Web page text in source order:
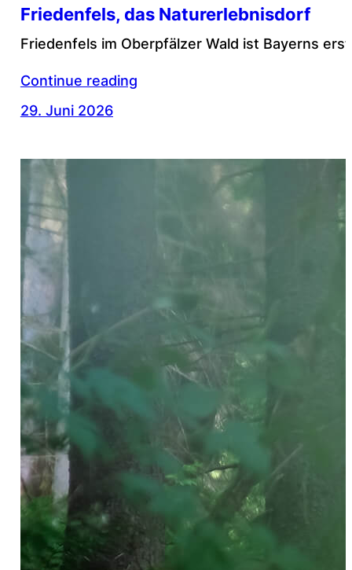
Friedenfels, das Naturerlebnisdorf
Friedenfels im Oberpfälzer Wald ist Bayerns
Continue reading
29. Juni 2026